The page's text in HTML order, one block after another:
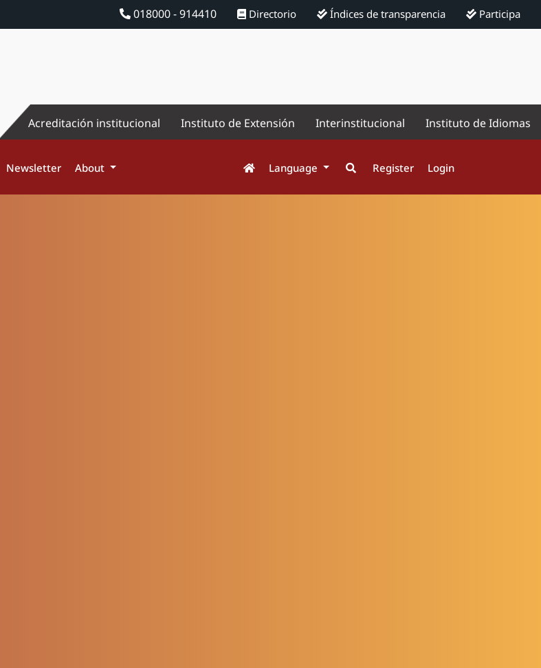
018000 - 914410 Directorio Índices de transparencia Participa
Acreditación institucional Instituto de Extensión Interinstitucional Instituto de Idiomas
Newsletter About Language Register Login